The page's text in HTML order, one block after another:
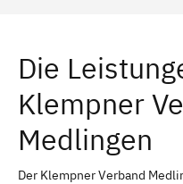
Die
Klempner
Medlingen
Der Klempner Verband